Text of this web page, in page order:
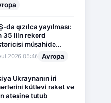
da qızılca yayılması:
35 ilin rekord
müşahidə
05:46 Avropa
Ukraynanın iri
kütləvi raket və
atəşinə tutub